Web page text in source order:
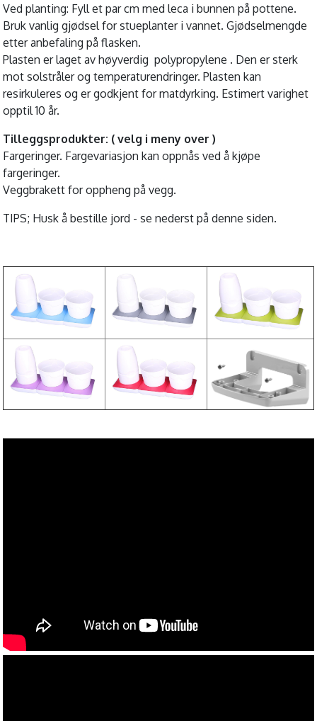
Ved planting: Fyll et par cm med leca i bunnen på pottene.
Bruk vanlig gjødsel for stueplanter i vannet. Gjødselmengde
etter anbefaling på flasken.
Plasten er laget av høyverdig polypropylene . Den er sterk
mot solstråler og temperaturendringer. Plasten kan
resirkuleres og er godkjent for matdyrking. Estimert varighet
opptil 10 år.
Tilleggsprodukter: ( velg i meny over )
Fargeringer. Fargevariasjon kan oppnås ved å kjøpe
fargeringer.
Veggbrakett for oppheng på vegg.
TIPS; Husk å bestille jord - se nederst på denne siden.